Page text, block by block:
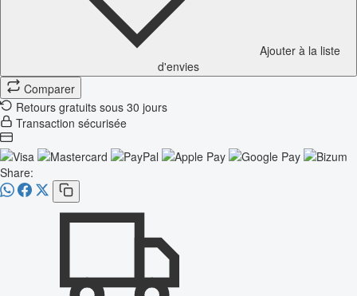
Ajouter à la liste
d'envies
Comparer
Retours gratuits sous 30 jours
Transaction sécurisée
Share: